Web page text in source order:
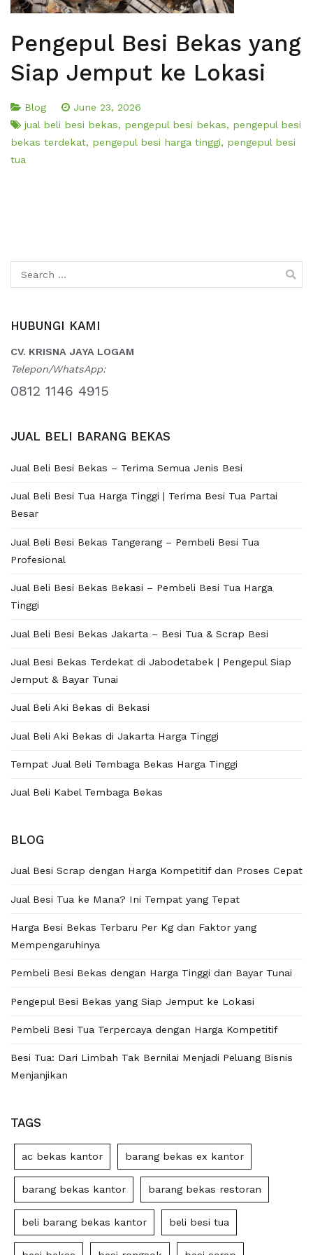
Pengepul Besi Bekas yang
Siap Jemput ke Lokasi
Blog
June 23, 2026
jual beli besi bekas, pengepul besi bekas, pengepul besi
bekas terdekat, pengepul besi harga tinggi, pengepul besi
tua
for:
HUBUNGI KAMI
CV. KRISNA JAYA LOGAM
Telepon/WhatsApp:
0812 1146 4915
JUAL BELI BARANG BEKAS
Jual Beli Besi Bekas – Terima Semua Jenis Besi
Jual Beli Besi Tua Harga Tinggi | Terima Besi Tua Partai
Besar
Jual Beli Besi Bekas Tangerang – Pembeli Besi Tua
Profesional
Jual Beli Besi Bekas Bekasi – Pembeli Besi Tua Harga
Tinggi
Jual Beli Besi Bekas Jakarta – Besi Tua & Scrap Besi
Jual Besi Bekas Terdekat di Jabodetabek | Pengepul Siap
Jemput & Bayar Tunai
Jual Beli Aki Bekas di Bekasi
Jual Beli Aki Bekas di Jakarta Harga Tinggi
Tempat Jual Beli Tembaga Bekas Harga Tinggi
Jual Beli Kabel Tembaga Bekas
BLOG
Jual Besi Scrap dengan Harga Kompetitif dan Proses Cepat
Jual Besi Tua ke Mana? Ini Tempat yang Tepat
Harga Besi Bekas Terbaru Per Kg dan Faktor yang
Mempengaruhinya
Pembeli Besi Bekas dengan Harga Tinggi dan Bayar Tunai
Pengepul Besi Bekas yang Siap Jemput ke Lokasi
Pembeli Besi Tua Terpercaya dengan Harga Kompetitif
Besi Tua: Dari Limbah Tak Bernilai Menjadi Peluang Bisnis
Menjanjikan
TAGS
ac bekas kantor barang bekas ex kantor
barang bekas kantor barang bekas restoran
beli barang bekas kantor beli besi tua